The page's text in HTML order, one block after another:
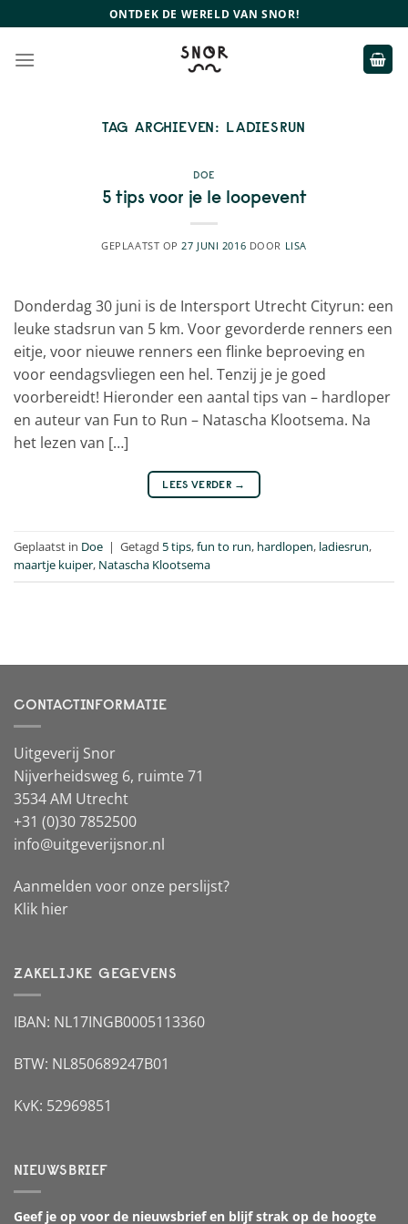
naar
inhoud
ONTDEK DE WERELD VAN SNOR!
TAG ARCHIEVEN: LADIESRUN
DOE
5 tips voor je 1e loopevent
GEPLAATST OP 27 JUNI 2016 DOOR LISA
Donderdag 30 juni is de Intersport Utrecht Cityrun: een
leuke stadsrun van 5 km. Voor gevorderde renners een
eitje, voor nieuwe renners een flinke beproeving en
voor eendagsvliegen een hel. Tenzij je je goed
voorbereidt! Hieronder een aantal tips van – hardloper
en auteur van Fun to Run – Natascha Klootsema. Na
het lezen van […]
LEES VERDER →
Geplaatst in Doe | Getagd 5 tips,fun to run, hardlopen, ladiesrun,
maartje kuiper, Natascha Klootsema
CONTACTINFORMATIE
Uitgeverij Snor
Nijverheidsweg 6, ruimte 71
3534 AM Utrecht
+31 (0)30 7852500
info@uitgeverijsnor.nl
Aanmelden voor onze perslijst?
Klik hier
ZAKELIJKE GEGEVENS
IBAN: NL17INGB0005113360
BTW: NL850689247B01
KvK: 52969851
NIEUWSBRIEF
Geef je op voor de nieuwsbrief en blijf strak op de hoogte